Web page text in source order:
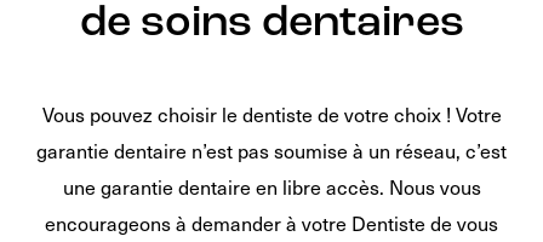
de soins dentaires
Vous pouvez choisir le dentiste de votre choix ! Votre
garantie dentaire n’est pas soumise à un réseau, c’est
une garantie dentaire en libre accès. Nous vous
encourageons à demander à votre Dentiste de vous